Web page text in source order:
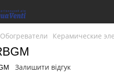
Обогреватели Керамические
Залишити відгук